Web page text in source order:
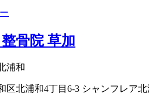
区北浦和4丁目6-3 シャンフレア北